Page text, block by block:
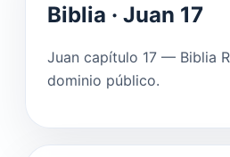
Biblia · Juan 17
Juan capítulo 17 — Biblia
dominio público.